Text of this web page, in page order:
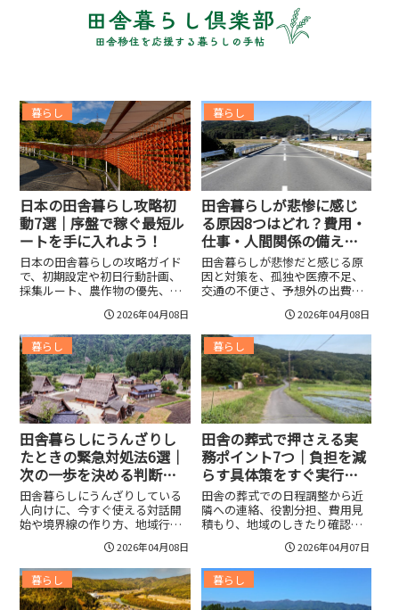
暮らし
日本の田舎暮らし攻略初
動7選｜序盤で稼ぐ最短ル
ートを手に入れよう！
日本の田舎暮らしの攻略ガイド
で、初期設定や初日行動計画、
採集ルート、農作物の優先、
採掘の金策、好感度上げのコ
ツ、倉庫や加工施設の優先度ま
で短時間で成長を加速する実践
的手順を詳しくまとめる。初心
者向けチェックリストや時間帯
別行動指針、クエスト優先順
位、効率的な資源循環で序盤を
乗り切るコツも掲載し、すぐ実
践できるテンプレと優先度表つ
きで迷わず進める。
2026年04月08日
暮らし
田舎暮らしが悲惨に感じ
る原因8つはどれ？費用・
仕事・人間関係の備えで
不安を減らそう！
田舎暮らしが悲惨だと感じる原
因と対策を、孤独や医療不足、
交通の不便さ、予想外の出費な
訳や補助金、リモート仕事や自
治会対処法、修繕積立まで実用
的な準備と判断ポイントを具体
例とチェックリストで示しま
す。具体的な数値例や節約術、
仕事探しのコツも掲載し、後悔
しない移住判断を支えます。
2026年04月08日
暮らし
田舎暮らしにうんざりし
たときの緊急対処法6選｜
次の一歩を決める判断基
準で迷わない！
田舎暮らしにうんざりしている
人向けに、今すぐ使える対話開
始や境界線の作り方、地域行事
の選別、短期退避や移住・二拠
点生活の実務、仕事や収入の多
様化、相談先リストと判断軸ま
で具体的な行動プランと心理的
負担を減らす実践的テクニック
2026年04月08日
暮らし
田舎の葬式で押さえる実
務ポイント7つ｜負担を減
らす具体策をすぐ実行で
きる！
田舎の葬式での日程調整から近
隣への連絡、役割分担、費用見
積もり、地域のしきたり確認、
当日の進行管理まで、香典慣習
や弔問対応、会食準備も含めた
実務的な手順を丁寧に解説。家
族葬や葬儀社一任、式の簡素
化、オンライン参列など負担を
2026年04月07日
暮らし 暮らし